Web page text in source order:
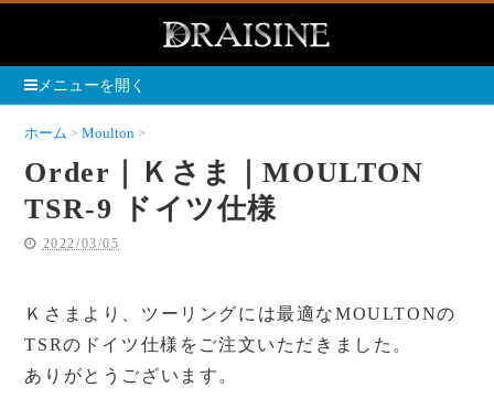
メニューを開く
ホーム Moulton
Order｜Ｋさま｜MOULTON
TSR-9 ドイツ仕様
2022/03/05
Ｋさまより、ツーリングには最適なMOULTONの
TSRのドイツ仕様をご注文いただきました。
ありがとうございます。